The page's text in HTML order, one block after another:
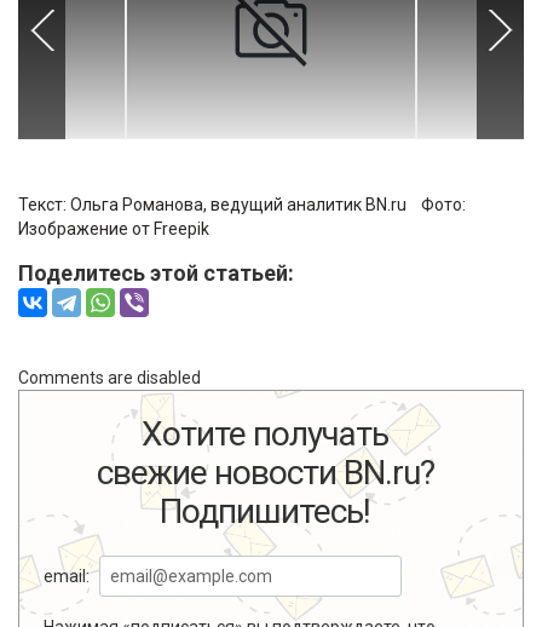
Текст: Ольга Романова, ведущий аналитик BN.ru Фото:
Изображение от Freepik
Поделитесь этой статьей:
Comments are disabled
Хотите получать
свежие новости BN.ru?
Подпишитесь!
email: